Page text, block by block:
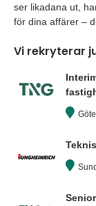
ser likadana ut,
för dina affärer –
Vi rekryterar